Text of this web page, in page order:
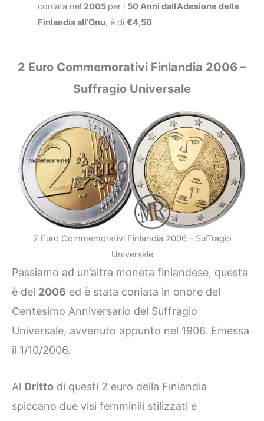
coniata nel 2005 per i 50 Anni dall’Adesione della
Finlandia all’Onu, è di €4,50
2 Euro Commemorativi Finlandia 2006 –
Suffragio Universale
2 Euro Commemorativi Finlandia 2006 – Suffragio
Universale
Passiamo ad un’altra moneta finlandese, questa
è del 2006 ed è stata coniata in onore del
Centesimo Anniversario del Suffragio
Universale, avvenuto appunto nel 1906. Emessa
il 1/10/2006.
Al Dritto di questi 2 euro della Finlandia
spiccano due visi femminili stilizzati e